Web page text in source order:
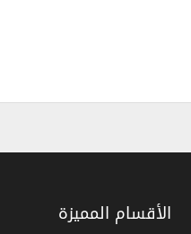
الأقسام المميزة